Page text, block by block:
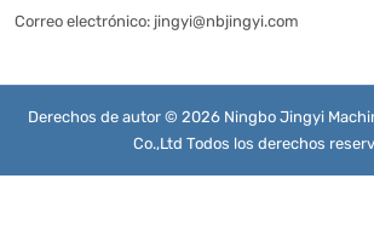
Correo electrónico: jingyi@nbjingyi.com
Derechos de autor © 2026 Ningbo Jingyi
Co.,Ltd Todos los derechos